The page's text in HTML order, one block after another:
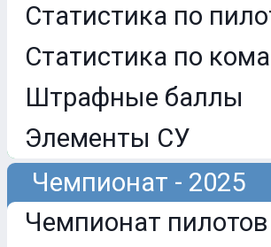
Статистика по
Статистика по
Штрафные баллы
Элементы СУ
Чемпионат - 2025
Чемпионат пилотов